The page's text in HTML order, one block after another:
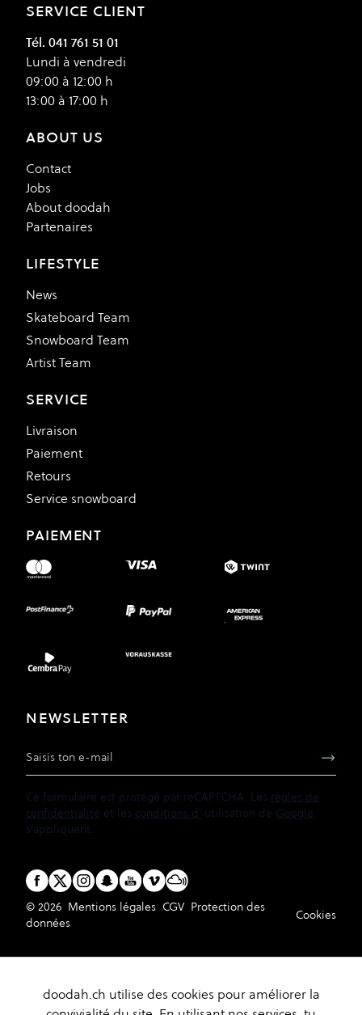
SERVICE CLIENT
Tél. 041 761 51 01
Lundi à vendredi
09:00 à 12:00 h
13:00 à 17:00 h
ABOUT US
Contact
Jobs
About doodah
Partenaires
LIFESTYLE
News
Skateboard Team
Snowboard Team
Artist Team
SERVICE
Livraison
Paiement
Retours
Service snowboard
PAIEMENT
NEWSLETTER
Adresse e-mail
Ce formulaire est protégé par reCAPTCHA. Les règles de
confidentialité et les conditions d' utilisation de Google
s'appliquent.
© 2026 Mentions légales CGV Protection des
données
Cookies
doodah.ch utilise des cookies pour améliorer la